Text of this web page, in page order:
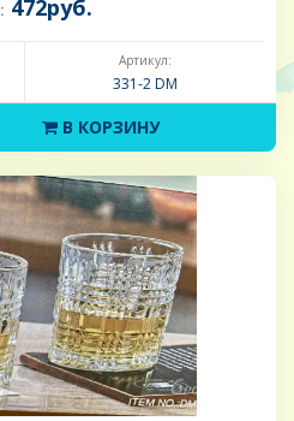
472руб.
Артикул:
331-2 DM
В КОРЗИНУ